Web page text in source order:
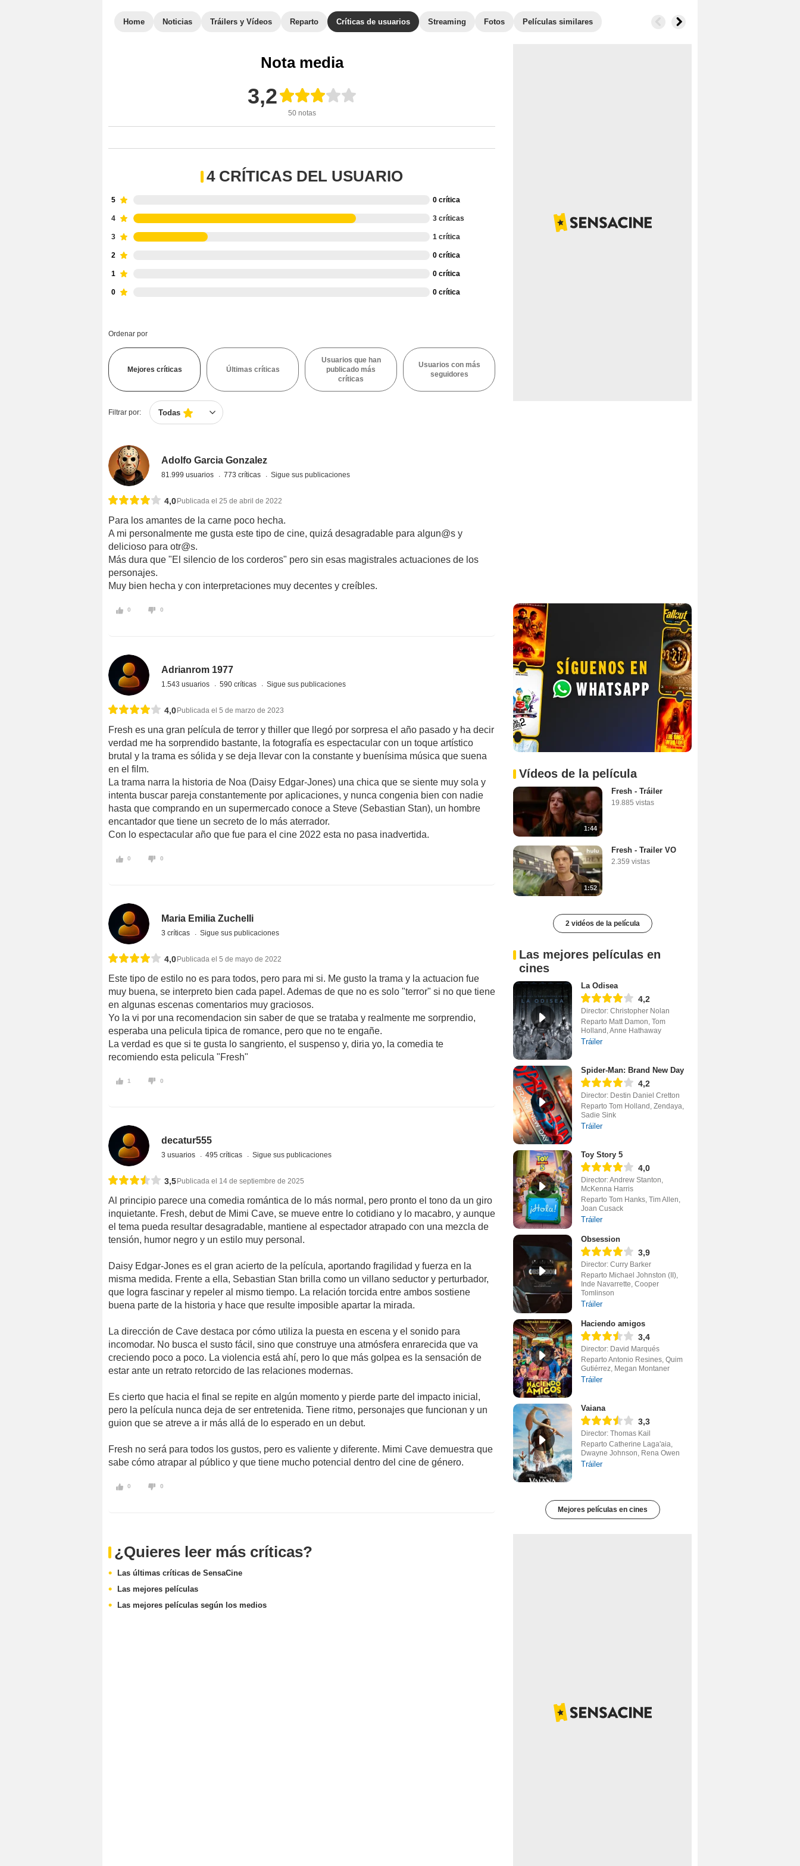
Home Noticias Tráilers y Vídeos Reparto Críticas de usuarios Streaming Fotos Películas similares
Nota media
3,2
50 notas
4 CRÍTICAS DEL USUARIO
5 0 crítica
4 3 críticas
3 1 crítica
2 0 crítica
1 0 crítica
0 0 crítica
Ordenar por
Mejores críticas Últimas críticas
Usuarios que han
publicado más
críticas
Usuarios con más
seguidores
Filtrar por: Todas
Adolfo Garcia Gonzalez
81.999 usuarios 773 críticas Sigue sus publicaciones
4,0 Publicada el 25 de abril de 2022
Para los amantes de la carne poco hecha.
A mi personalmente me gusta este tipo de cine, quizá desagradable para algun@s y
delicioso para otr@s.
Más dura que "El silencio de los corderos" pero sin esas magistrales actuaciones de los
personajes.
Muy bien hecha y con interpretaciones muy decentes y creíbles.
0 0
Adrianrom 1977
1.543 usuarios 590 críticas Sigue sus publicaciones
4,0Publicada el 5 de marzo de 2023
Fresh es una gran película de terror y thiller que llegó por sorpresa el año pasado y ha decir
verdad me ha sorprendido bastante, la fotografía es espectacular con un toque artístico
brutal y la trama es sólida y se deja llevar con la constante y buenísima música que suena
en el film.
La trama narra la historia de Noa (Daisy Edgar-Jones) una chica que se siente muy sola y
intenta buscar pareja constantemente por aplicaciones, y nunca congenia bien con nadie
hasta que comprando en un supermercado conoce a Steve (Sebastian Stan), un hombre
encantador que tiene un secreto de lo más aterrador.
Con lo espectacular año que fue para el cine 2022 esta no pasa inadvertida.
0 0
Maria Emilia Zuchelli
3 críticas Sigue sus publicaciones
4,0Publicada el 5 de mayo de 2022
Este tipo de estilo no es para todos, pero para mi si. Me gusto la trama y la actuacion fue
muy buena, se interpreto bien cada papel. Ademas de que no es solo "terror" si no que tiene
en algunas escenas comentarios muy graciosos.
Yo la vi por una recomendacion sin saber de que se trataba y realmente me sorprendio,
esperaba una pelicula tipica de romance, pero que no te engañe.
La verdad es que si te gusta lo sangriento, el suspenso y, diria yo, la comedia te
recomiendo esta pelicula "Fresh"
1 0
decatur555
3 usuarios 495 críticas Sigue sus publicaciones
3,5 Publicada el 14 de septiembre de 2025
Al principio parece una comedia romántica de lo más normal, pero pronto el tono da un giro
inquietante. Fresh, debut de Mimi Cave, se mueve entre lo cotidiano y lo macabro, y aunque
el tema pueda resultar desagradable, mantiene al espectador atrapado con una mezcla de
tensión, humor negro y un estilo muy personal.
Daisy Edgar-Jones es el gran acierto de la película, aportando fragilidad y fuerza en la
misma medida. Frente a ella, Sebastian Stan brilla como un villano seductor y perturbador,
que logra fascinar y repeler al mismo tiempo. La relación torcida entre ambos sostiene
buena parte de la historia y hace que resulte imposible apartar la mirada.
La dirección de Cave destaca por cómo utiliza la puesta en escena y el sonido para
incomodar. No busca el susto fácil, sino que construye una atmósfera enrarecida que va
creciendo poco a poco. La violencia está ahí, pero lo que más golpea es la sensación de
estar ante un retrato retorcido de las relaciones modernas.
Es cierto que hacia el final se repite en algún momento y pierde parte del impacto inicial,
pero la película nunca deja de ser entretenida. Tiene ritmo, personajes que funcionan y un
guion que se atreve a ir más allá de lo esperado en un debut.
Fresh no será para todos los gustos, pero es valiente y diferente. Mimi Cave demuestra que
sabe cómo atrapar al público y que tiene mucho potencial dentro del cine de género.
0 0
¿Quieres leer más críticas?
Las últimas críticas de SensaCine
Las mejores películas
Las mejores películas según los medios
Vídeos de la película
1:44
Fresh - Tráiler
19.885 vistas
1:52
Fresh - Trailer VO
2.359 vistas
2 vidéos de la película
Las mejores películas en
cines
La Odisea
4,2
Director: Christopher Nolan
Reparto Matt Damon, Tom
Holland, Anne Hathaway
Tráiler
Spider-Man: Brand New Day
4,2
Director: Destin Daniel Cretton
Reparto Tom Holland, Zendaya,
Sadie Sink
Tráiler
Toy Story 5
4,0
Director: Andrew Stanton,
McKenna Harris
Reparto Tom Hanks, Tim Allen,
Joan Cusack
Tráiler
Obsession
3,9
Director: Curry Barker
Reparto Michael Johnston (II),
Inde Navarrette, Cooper
Tomlinson
Tráiler
Haciendo amigos
3,4
Director: David Marqués
Reparto Antonio Resines, Quim
Gutiérrez, Megan Montaner
Tráiler
Vaiana
3,3
Director: Thomas Kail
Reparto Catherine Laga'aia,
Dwayne Johnson, Rena Owen
Tráiler
Mejores películas en cines